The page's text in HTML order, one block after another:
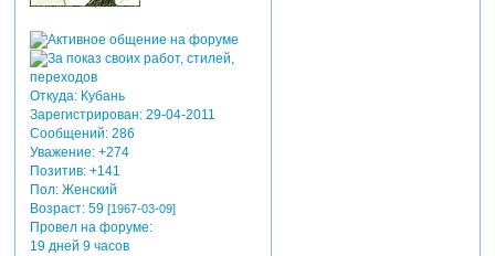
Откуда:Кубань
Зарегистрирован: 29-04-2011
Сообщений:286
Уважение: +274
Позитив: +141
Пол:Женский
Возраст:59 [1967-03-09]
Провел на форуме:
19 дней 9 часов